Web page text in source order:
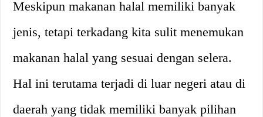
Meskipun makanan halal memiliki banyak
jenis, tetapi terkadang kita sulit menemukan
makanan halal yang sesuai dengan selera.
Hal ini terutama terjadi di luar negeri atau di
daerah yang tidak memiliki banyak pilihan